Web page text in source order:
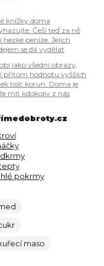
knížky doma
Češi teď za ně
hezké peníze. Jejich
se dá vydělat
jako všední obrazy,
přitom hodnotu vyšších
tisíc korun. Doma je
mít kdokoliv z nás
pokrmy
maso